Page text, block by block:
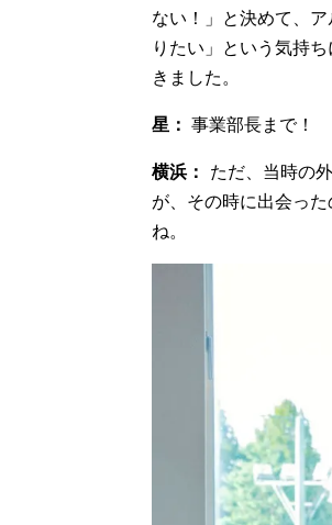
ない！」と決めて、
りたい」という気持
きました。
星： 事業部長まで！
横浜： ただ、当時の
が、その時に出会っ
ね。